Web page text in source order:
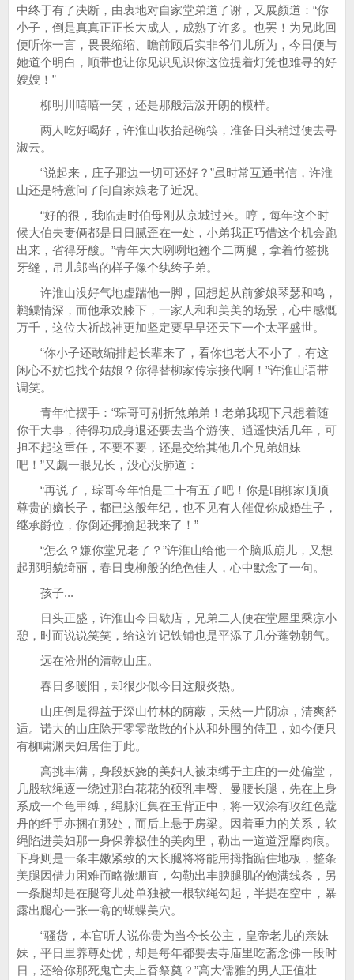
中终于有了决断，由衷地对自家堂弟道了谢，又展颜道：“你
小子，倒是真真正正长大成人，成熟了许多。也罢！为兄此回
便听你一言，畏畏缩缩、瞻前顾后实非爷们儿所为，今日便与
她道个明白，顺带也让你见识见识你这位提着灯笼也难寻的好
嫂嫂！”
柳明川嘻嘻一笑，还是那般活泼开朗的模样。
两人吃好喝好，许淮山收拾起碗筷，准备日头稍过便去寻
淑云。
“说起来，庄子那边一切可还好？”虽时常互通书信，许淮
山还是特意问了问自家娘老子近况。
“好的很，我临走时伯母刚从京城过来。哼，每年这个时
候大伯夫妻俩都是日日腻歪在一处，小弟我正巧借这个机会跑
出来，省得牙酸。”青年大大咧咧地翘个二两腿，拿着竹签挑
牙缝，吊儿郎当的样子像个纨绔子弟。
许淮山没好气地虚踹他一脚，回想起从前爹娘琴瑟和鸣，
鹣鲽情深，而他承欢膝下，一家人和和美美的场景，心中感慨
万千，这位大祈战神更加坚定要早早还天下一个太平盛世。
“你小子还敢编排起长辈来了，看你也老大不小了，有这
闲心不妨也找个姑娘？你得替柳家传宗接代啊！”许淮山语带
调笑。
青年忙摆手：“琮哥可别折煞弟弟！老弟我现下只想着随
你干大事，待得功成身退还要去当个游侠、逍遥快活几年，可
担不起这重任，不要不要，还是交给其他几个兄弟姐妹
吧！”又觑一眼兄长，没心没肺道：
“再说了，琮哥今年怕是二十有五了吧！你是咱柳家顶顶
尊贵的嫡长子，都已这般年纪，也不见有人催促你成婚生子，
继承爵位，你倒还揶揄起我来了！”
“怎么？嫌你堂兄老了？”许淮山给他一个脑瓜崩儿，又想
起那明貌绮丽，春日曳柳般的绝色佳人，心中默念了一句。
孩子...
日头正盛，许淮山今日歇店，兄弟二人便在堂屋里乘凉小
憩，时而说说笑笑，给这许记铁铺也是平添了几分蓬勃朝气。
远在沧州的清乾山庄。
春日多暖阳，却很少似今日这般炎热。
山庄倒是得益于深山竹林的荫蔽，天然一片阴凉，清爽舒
适。诺大的山庄除开零零散散的仆从和外围的侍卫，如今便只
有柳啸渊夫妇居住于此。
高挑丰满，身段妖娆的美妇人被束缚于主庄的一处偏堂，
几股软绳逐一绕过那白花花的硕乳丰臀、曼腰长腿，先在上身
系成一个龟甲缚，绳脉汇集在玉背正中，将一双涂有玫红色蔻
丹的纤手亦捆在那处，而后上悬于房梁。因着重力的关系，软
绳陷进美妇那一身保养极佳的美肉里，勒出一道道淫靡肉痕。
下身则是一条丰嫩紧致的大长腿将将能用拇指踮住地板，整条
美腿因借力困难而略微绷直，勾勒出丰腴腿肌的饱满线条，另
一条腿却是在腿弯儿处单独被一根软绳勾起，半提在空中，暴
露出腿心一张一翕的蝴蝶美穴。
“骚货，本官听人说你贵为当今长公主，皇帝老儿的亲妹
妹，平日里养尊处优，却是每年都要去寺庙里吃斋念佛一段时
日，还给你那死鬼亡夫上香祭奠？”高大儒雅的男人正值壮